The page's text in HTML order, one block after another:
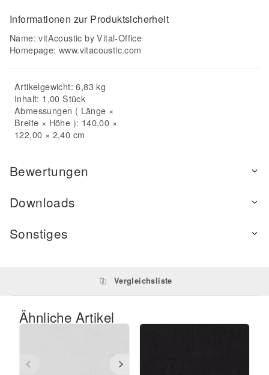
Informationen zur Produktsicherheit
Name: vitAcoustic by Vital-Office
Homepage:www.vitacoustic.com
Artikelgewicht: 6,83 kg
Inhalt: 1,00 Stück
Abmessungen ( Länge ×
Breite × Höhe ): 140,00 ×
122,00 × 2,40 cm
Bewertungen
Downloads
Sonstiges
Vergleichsliste
Ähnliche Artikel